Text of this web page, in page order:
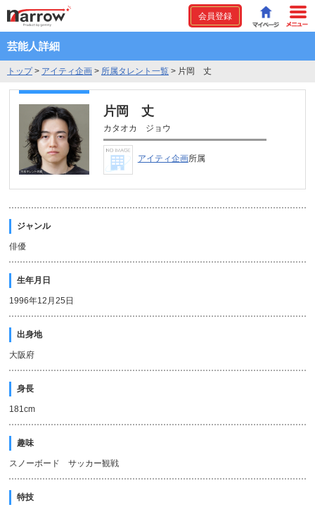
会員登録
芸能人詳細
トップ> アイティ企画 > 所属タレント一覧 > 片岡 丈
片岡 丈
カタオカ ジョウ
アイティ企画所属
ジャンル
俳優
生年月日
1996年12月25日
出身地
大阪府
身長
181cm
趣味
スノーボード サッカー観戦
特技